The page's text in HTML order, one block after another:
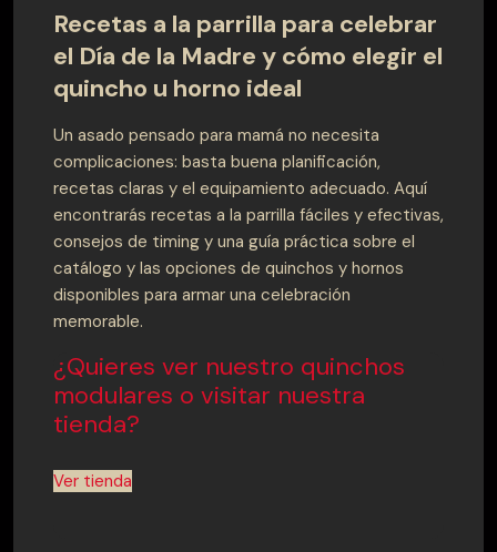
Recetas a la parrilla para celebrar
el Día de la Madre y cómo elegir el
quincho u horno ideal
Un asado pensado para mamá no necesita
complicaciones: basta buena planificación,
recetas claras y el equipamiento adecuado. Aquí
encontrarás recetas a la parrilla fáciles y efectivas,
consejos de timing y una guía práctica sobre el
catálogo y las opciones de quinchos y hornos
disponibles para armar una celebración
memorable.
¿Quieres ver nuestro quinchos
modulares o visitar nuestra
tienda?
Ver tienda